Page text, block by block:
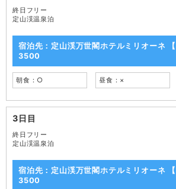
終日フリー
定山渓温泉泊
宿泊先：定山渓万世閣ホテルミリオーネ
3500
朝食：○ 昼食：×
3日目
終日フリー
定山渓温泉泊
宿泊先：定山渓万世閣ホテルミリオーネ
3500